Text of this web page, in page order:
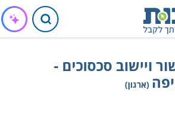
ויישוב סכסוכים -
(ארגון)